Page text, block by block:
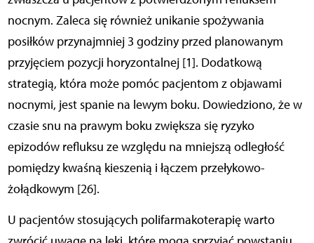
nocnym. Zaleca się również unikanie spożywania
posiłków przynajmniej 3 godziny przed planowanym
przyjęciem pozycji horyzontalnej [1]. Dodatkową
strategią, która może pomóc pacjentom z objawami
nocnymi, jest spanie na lewym boku. Dowiedziono, że w
czasie snu na prawym boku zwiększa się ryzyko
epizodów refluksu ze względu na mniejszą odległość
pomiędzy kwaśną kieszenią i łączem przełykowo-
żołądkowym [26].
U pacjentów stosujących polifarmakoterapię warto